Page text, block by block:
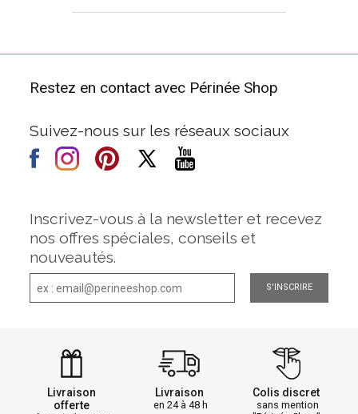
Restez en contact avec Périnée Shop
Suivez-nous sur les réseaux sociaux
Inscrivez-vous à la newsletter et recevez
nos offres spéciales, conseils et
nouveautés.
S'INSCRIRE
Livraison
offerte
Livraison
en 24 à 48 h
Colis discret
sans mention